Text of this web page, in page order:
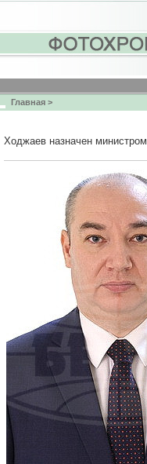
Главная >
Ходжаев назначен